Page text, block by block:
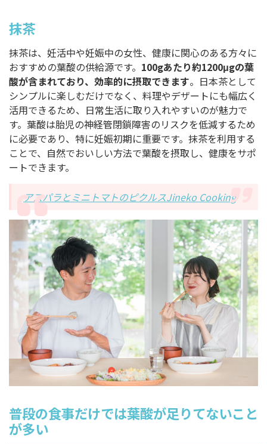
抹茶
抹茶は、妊活中や妊娠中の女性、健康に関心のある方々に
おすすめの葉酸の供給源です。 100gあたり約1200μgの葉
酸が含まれており、効率的に摂取できます。日本茶として
シンプルに楽しむだけでなく、料理やデザートにも幅広く
活用できるため、日常生活に取り入れやすいのが魅力で
す。葉酸は胎児の神経管閉鎖障害のリスクを低減するため
に必要であり、特に妊娠初期に重要です。抹茶を利用する
ことで、自然でおいしい方法で葉酸を摂取し、健康をサポ
ートできます。
アスパラとミニトマトのピクルスJineko Cooking
普段の食事だけでは葉酸が足りてないこと
が多い